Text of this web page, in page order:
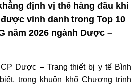
định vị thế hàng đầu khi
vinh danh trong Top 10
năm 2026 ngành Dược –
Dược – Trang thiết bị y tế Bình
trong khuôn khổ Chương trình